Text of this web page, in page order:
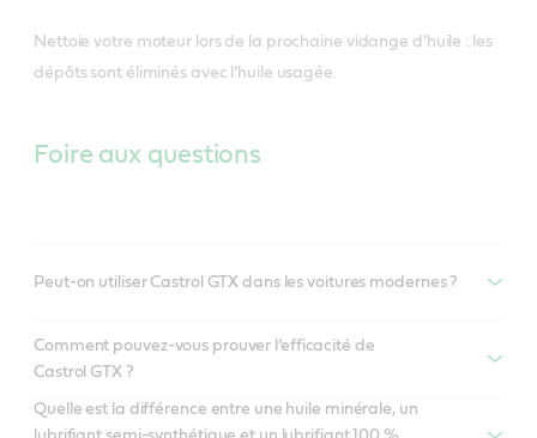
Nettoie votre moteur lors de la prochaine vidange d’huile : les
dépôts sont éliminés avec l’huile usagée.
Foire aux questions
Peut-on utiliser Castrol GTX dans les voitures modernes ?
Comment pouvez-vous prouver l’efficacité de
Castrol GTX ?
Quelle est la différence entre une huile minérale, un